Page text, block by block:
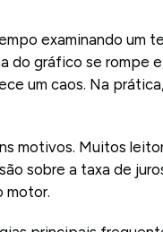
examinando um
do gráfico se rompe
um caos. Na
motivos. Muitos
sobre a taxa de
motor.